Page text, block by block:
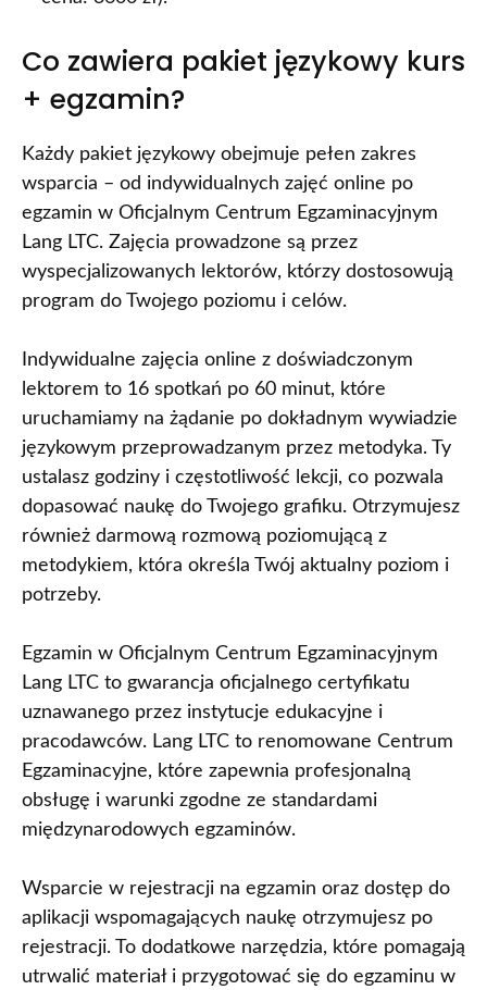
Co zawiera pakiet językowy kurs
+ egzamin?
Każdy pakiet językowy obejmuje pełen zakres
wsparcia – od indywidualnych zajęć online po
egzamin w Oficjalnym Centrum Egzaminacyjnym
Lang LTC. Zajęcia prowadzone są przez
wyspecjalizowanych lektorów, którzy dostosowują
program do Twojego poziomu i celów.
Indywidualne zajęcia online z doświadczonym
lektorem to 16 spotkań po 60 minut, które
uruchamiamy na żądanie po dokładnym wywiadzie
językowym przeprowadzanym przez metodyka. Ty
ustalasz godziny i częstotliwość lekcji, co pozwala
dopasować naukę do Twojego grafiku. Otrzymujesz
również darmową rozmową poziomującą z
metodykiem, która określa Twój aktualny poziom i
potrzeby.
Egzamin w Oficjalnym Centrum Egzaminacyjnym
Lang LTC to gwarancja oficjalnego certyfikatu
uznawanego przez instytucje edukacyjne i
pracodawców. Lang LTC to renomowane Centrum
Egzaminacyjne, które zapewnia profesjonalną
obsługę i warunki zgodne ze standardami
międzynarodowych egzaminów.
Wsparcie w rejestracji na egzamin oraz dostęp do
aplikacji wspomagających naukę otrzymujesz po
rejestracji. To dodatkowe narzędzia, które pomagają
utrwalić materiał i przygotować się do egzaminu w